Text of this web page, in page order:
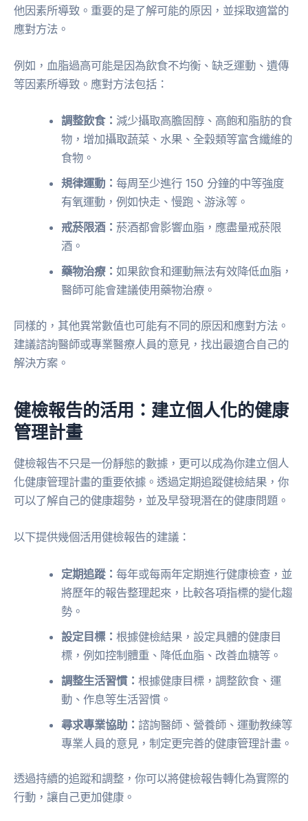
他因素所導致。重要的是了解可能的原因，並採取適當的
應對方法。
例如，血脂過高可能是因為飲食不均衡、缺乏運動、遺傳
等因素所導致。應對方法包括：
調整飲食： 減少攝取高膽固醇、高飽和脂肪的食
物，增加攝取蔬菜、水果、全穀類等富含纖維的
食物。
規律運動：每周至少進行 150 分鐘的中等強度
有氧運動，例如快走、慢跑、游泳等。
戒菸限酒：菸酒都會影響血脂，應盡量戒菸限
酒。
藥物治療：如果飲食和運動無法有效降低血脂，
醫師可能會建議使用藥物治療。
同樣的，其他異常數值也可能有不同的原因和應對方法。
建議諮詢醫師或專業醫療人員的意見，找出最適合自己的
解決方案。
健檢報告的活用：建立個人化的健康
管理計畫
健檢報告不只是一份靜態的數據，更可以成為你建立個人
化健康管理計畫的重要依據。透過定期追蹤健檢結果，你
可以了解自己的健康趨勢，並及早發現潛在的健康問題。
以下提供幾個活用健檢報告的建議：
定期追蹤：每年或每兩年定期進行健康檢查，並
將歷年的報告整理起來，比較各項指標的變化趨
勢。
設定目標：根據健檢結果，設定具體的健康目
標，例如控制體重、降低血脂、改善血糖等。
調整生活習慣：根據健康目標，調整飲食、運
動、作息等生活習慣。
尋求專業協助：諮詢醫師、營養師、運動教練等
專業人員的意見，制定更完善的健康管理計畫。
透過持續的追蹤和調整，你可以將健檢報告轉化為實際的
行動，讓自己更加健康。